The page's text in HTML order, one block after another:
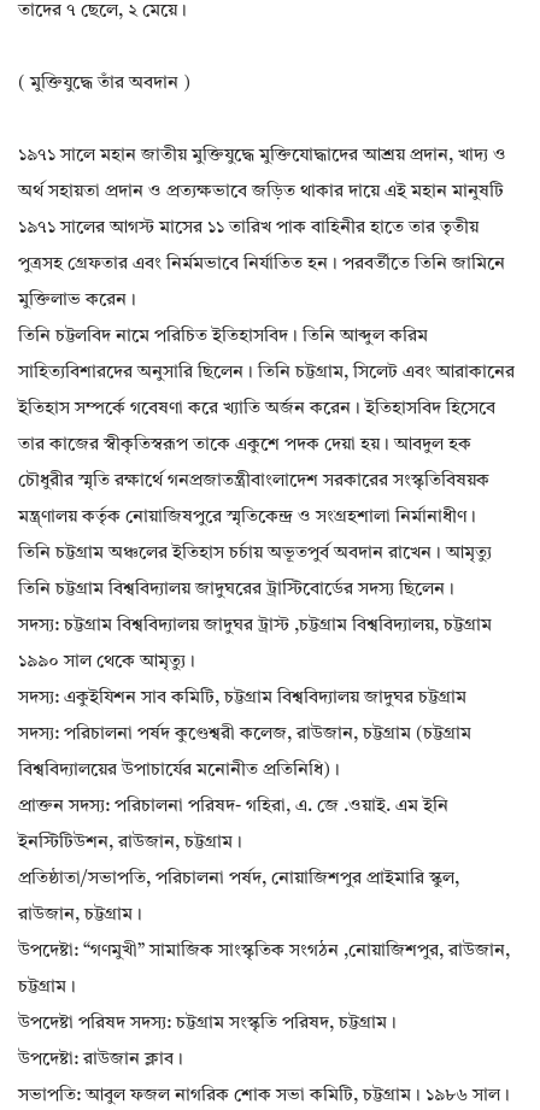
তাদের ৭ ছেলে, ২ মেয়ে।
( মুক্তিযুদ্ধে তাঁর অবদান )
১৯৭১ সালে মহান জাতীয় মুক্তিযুদ্ধে মুক্তিযোদ্ধাদের আশ্রয় প্রদান, খাদ্য ও
অর্থ সহায়তা প্রদান ও প্রত্যক্ষভাবে জড়িত থাকার দায়ে এই মহান মানুষটি
১৯৭১ সালের আগস্ট মাসের ১১ তারিখ পাক বাহিনীর হাতে তার তৃতীয়
পুত্রসহ গ্রেফতার এবং নির্মমভাবে নির্যাতিত হন। পরবর্তীতে তিনি জামিনে
মুক্তিলাভ করেন।
তিনি চট্টলবিদ নামে পরিচিত ইতিহাসবিদ। তিনি আব্দুল করিম
সাহিত্যবিশারদের অনুসারি ছিলেন। তিনি চট্টগ্রাম, সিলেট এবং আরাকানের
ইতিহাস সম্পর্কে গবেষণা করে খ্যাতি অর্জন করেন। ইতিহাসবিদ হিসেবে
তার কাজের স্বীকৃতিস্বরূপ তাকে একুশে পদক দেয়া হয়। আবদুল হক
চৌধুরীর স্মৃতি রক্ষার্থে গনপ্রজাতন্ত্রীবাংলাদেশ সরকারের সংস্কৃতিবিষয়ক
মন্ত্র্ণালয় কর্তৃক নোয়াজিষপুরে স্মৃতিকেন্দ্র ও সংগ্রহশালা নির্মানাধীণ।
তিনি চট্টগ্রাম অঞ্চলের ইতিহাস চর্চায় অভূতপুর্ব অবদান রাখেন। আমৃত্যু
তিনি চট্টগ্রাম বিশ্ববিদ্যালয় জাদুঘরের ট্রাস্টিবোর্ডের সদস্য ছিলেন।
সদস্য: চট্টগ্রাম বিশ্ববিদ্যালয় জাদুঘর ট্রাস্ট ,চট্টগ্রাম বিশ্ববিদ্যালয়, চট্টগ্রাম
১৯৯০ সাল থেকে আমৃত্যু।
সদস্য: একুইযিশন সাব কমিটি, চট্টগ্রাম বিশ্ববিদ্যালয় জাদুঘর চট্টগ্রাম
সদস্য: পরিচালনা পর্ষদ কুণ্ডেশ্বরী কলেজ, রাউজান, চট্টগ্রাম (চট্টগ্রাম
বিশ্ববিদ্যালয়ের উপাচার্যের মনোনীত প্রতিনিধি)।
প্রাক্তন সদস্য: পরিচালনা পরিষদ- গহিরা, এ. জে .ওয়াই. এম ইনি
ইনস্টিটিউশন, রাউজান, চট্টগ্রাম।
প্রতিষ্ঠাতা/সভাপতি, পরিচালনা পর্ষদ, নোয়াজিশপুর প্রাইমারি স্কুল,
রাউজান, চট্টগ্রাম।
উপদেষ্টা: “গণমুখী” সামাজিক সাংস্কৃতিক সংগঠন ,নোয়াজিশপুর, রাউজান,
চট্টগ্রাম।
উপদেষ্টা পরিষদ সদস্য: চট্টগ্রাম সংস্কৃতি পরিষদ, চট্টগ্রাম।
উপদেষ্টা: রাউজান ক্লাব।
সভাপতি: আবুল ফজল নাগরিক শোক সভা কমিটি, চট্টগ্রাম। ১৯৮৬ সাল।